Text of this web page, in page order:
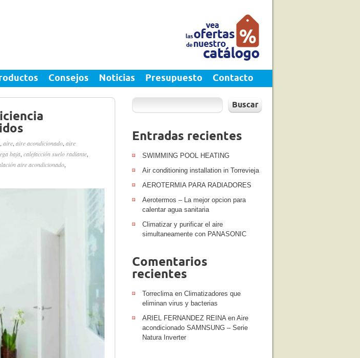
Consejos Noticias Presupuesto Contacto
, aire, aire acondicionado, aire
baja, calefacción suelo radiante,
aire acondicionado,
Buscar
Entradas recientes
SWIMMING POOL HEATING
Air conditioning installation in Torrevieja
AEROTERMIA PARA RADIADORES
Aerotermos – La mejor opcion para
calentar agua sanitaria
Climatizar y purificar el aire
simultaneamente con PANASONIC
Comentarios
recientes
Torreclimaen Climatizadores que
eliminan virus y bacterias
ARIEL FERNANDEZ REINAen Aire
acondicionado SAMNSUNG – Serie
Natura Inverter